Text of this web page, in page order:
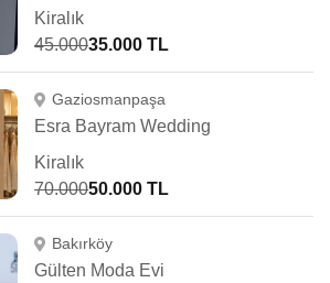
Kiralık
45.00035.000 TL
Gaziosmanpaşa
Esra Bayram Wedding
Kiralık
70.00050.000 TL
Bakırköy
Gülten Moda Evi